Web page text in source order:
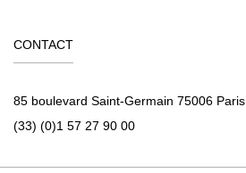
CONTACT
85 boulevard Saint-Germain 75006 Paris
(33) (0)1 57 27 90 00